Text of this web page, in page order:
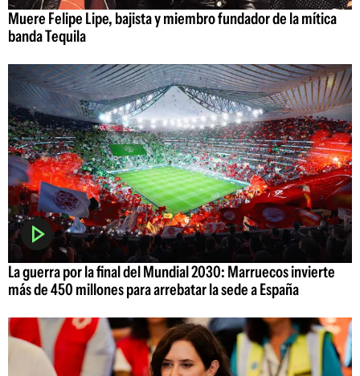
Muere Felipe Lipe, bajista y miembro fundador de la mítica
banda Tequila
La guerra por la final del Mundial 2030: Marruecos invierte
más de 450 millones para arrebatar la sede a España